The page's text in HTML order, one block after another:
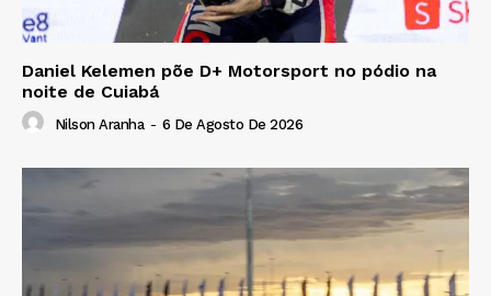
Daniel Kelemen põe D+ Motorsport no pódio na
noite de Cuiabá
Nilson Aranha - 6 De Agosto De 2026